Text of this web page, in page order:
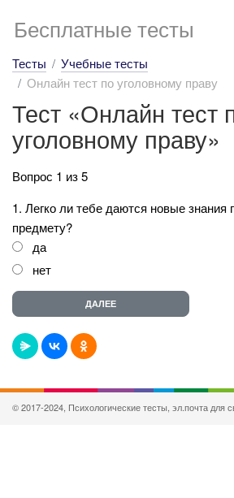
Бесплатные тесты
Тесты
Учебные тесты
Онлайн тест по уголовному праву
Тест «Онлайн тест
уголовному праву»
Вопрос 1 из 5
1. Легко ли тебе даются новые знания
предмету?
да
нет
© 2017-2024, Психологические тесты, эл.почта для